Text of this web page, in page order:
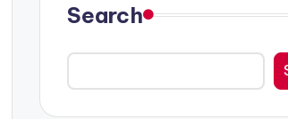
Search